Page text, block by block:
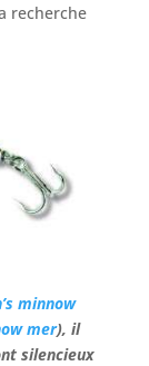
recherche
minnow
mer), il
silencieux